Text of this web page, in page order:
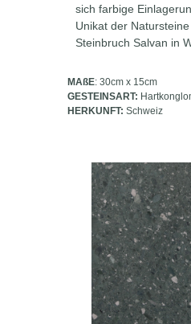
sich farbige
Unikat der
Steinbruch Salvan in
MAßE: 30cm x 15cm
GESTEINSART:
HERKUNFT: Schweiz